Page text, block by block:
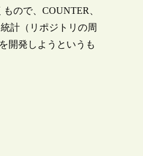
ので、COUNTER、
計（リポジトリの周
開発しようというも